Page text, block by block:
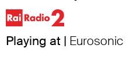
Playing at | Eurosonic